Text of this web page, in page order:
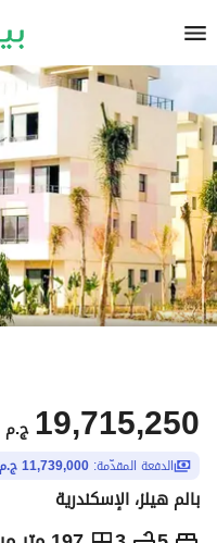
ج.م 19,715,250
الدفعة المقدّمة: 11,739,000 ج.م
بالم هيلز، الإسكندرية